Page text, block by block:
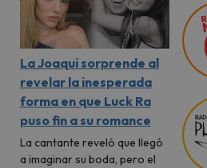
La Joaqui sorprende al
revelar la inesperada
forma en que Luck Ra
puso fin a su romance
La cantante reveló que llegó
a imaginar su boda, pero el